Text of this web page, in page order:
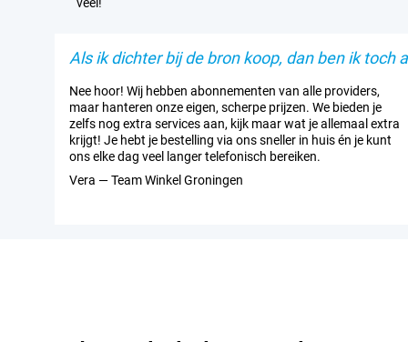
Als ik dichter bij de bron koop, dan ben ik toch
Nee hoor! Wij hebben abonnementen van alle providers,
maar hanteren onze eigen, scherpe prijzen. We bieden je
zelfs nog extra services aan, kijk maar wat je allemaal extra
krijgt! Je hebt je bestelling via ons sneller in huis én je kunt
ons elke dag veel langer telefonisch bereiken.
Vera — Team Winkel Groningen